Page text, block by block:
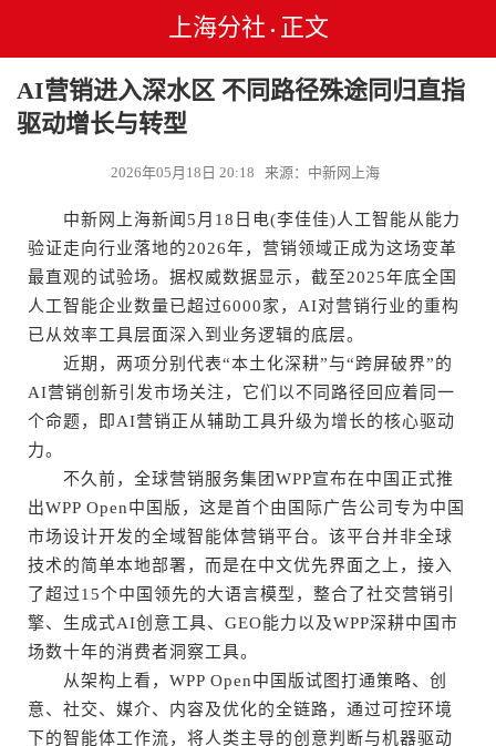
上海分社 • 正文
AI营销进入深水区 不同路径殊途同归直指
驱动增长与转型
2026年05月18日 20:18 来源：中新网上海
中新网上海新闻5月18日电(李佳佳)人工智能从能力
验证走向行业落地的2026年，营销领域正成为这场变革
最直观的试验场。据权威数据显示，截至2025年底全国
人工智能企业数量已超过6000家，AI对营销行业的重构
已从效率工具层面深入到业务逻辑的底层。
近期，两项分别代表“本土化深耕”与“跨屏破界”的
AI营销创新引发市场关注，它们以不同路径回应着同一
个命题，即AI营销正从辅助工具升级为增长的核心驱动
力。
不久前，全球营销服务集团WPP宣布在中国正式推
出WPP Open中国版，这是首个由国际广告公司专为中国
市场设计开发的全域智能体营销平台。该平台并非全球
技术的简单本地部署，而是在中文优先界面之上，接入
了超过15个中国领先的大语言模型，整合了社交营销引
擎、生成式AI创意工具、GEO能力以及WPP深耕中国市
场数十年的消费者洞察工具。
从架构上看，WPP Open中国版试图打通策略、创
意、社交、媒介、内容及优化的全链路，通过可控环境
下的智能体工作流，将人类主导的创意判断与机器驱动